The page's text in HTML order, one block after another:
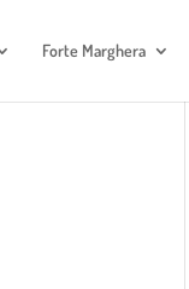
Forte Marghera